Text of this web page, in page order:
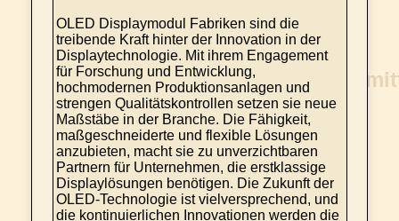
OLED Displaymodul Fabriken sind die
treibende Kraft hinter der Innovation in der
Displaytechnologie. Mit ihrem Engagement
für Forschung und Entwicklung,
hochmodernen Produktionsanlagen und
strengen Qualitätskontrollen setzen sie neue
Maßstäbe in der Branche. Die Fähigkeit,
maßgeschneiderte und flexible Lösungen
anzubieten, macht sie zu unverzichtbaren
Partnern für Unternehmen, die erstklassige
Displaylösungen benötigen. Die Zukunft der
OLED-Technologie ist vielversprechend, und
die kontinuierlichen Innovationen werden die